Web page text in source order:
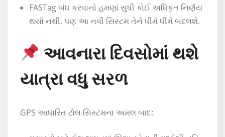
FASTag બંધ કરવાનો હમણાં સુધી કોઈ અધિકૃત નિર્ણય
થયો નથી, પણ આ નવી સિસ્ટમ તેને ધીમે ધીમે બદલશે.
આવનારા દિવસોમાં થશે
યાત્રા વધુ સરળ
GPS આધારિત ટોલ સિસ્ટમના અમલ બાદ: